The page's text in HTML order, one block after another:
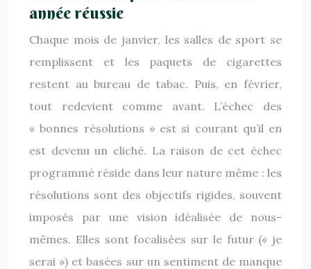
année réussie
Chaque mois de janvier, les salles de sport se
remplissent et les paquets de cigarettes
restent au bureau de tabac. Puis, en février,
tout redevient comme avant. L’échec des
« bonnes résolutions » est si courant qu’il en
est devenu un cliché. La raison de cet échec
programmé réside dans leur nature même : les
résolutions sont des objectifs rigides, souvent
imposés par une vision idéalisée de nous-
mêmes. Elles sont focalisées sur le futur (« je
serai ») et basées sur un sentiment de manque